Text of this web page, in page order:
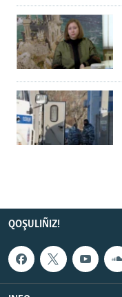
QOŞULIÑIZ!